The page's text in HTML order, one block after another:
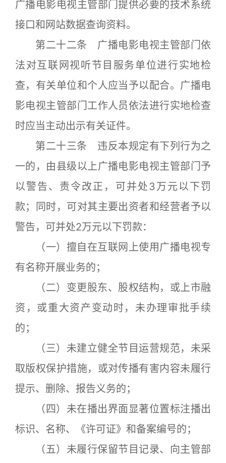
广播电影电视主管部门提供必要的技术系统
接口和网站数据查询资料。
第二十二条 广播电影电视主管部门依
法对互联网视听节目服务单位进行实地检
查，有关单位和个人应当予以配合。广播电
影电视主管部门工作人员依法进行实地检查
时应当主动出示有关证件。
第二十三条 违反本规定有下列行为之
一的，由县级以上广播电影电视主管部门予
以警告、责令改正，可并处3万元以下罚
款；同时，可对其主要出资者和经营者予以
警告，可并处2万元以下罚款：
（一）擅自在互联网上使用广播电视专
有名称开展业务的；
（二）变更股东、股权结构，或上市融
资，或重大资产变动时，未办理审批手续
的；
（三）未建立健全节目运营规范，未采
取版权保护措施，或对传播有害内容未履行
提示、删除、报告义务的；
（四）未在播出界面显著位置标注播出
标识、名称、《许可证》和备案编号的；
（五）未履行保留节目记录、向主管部